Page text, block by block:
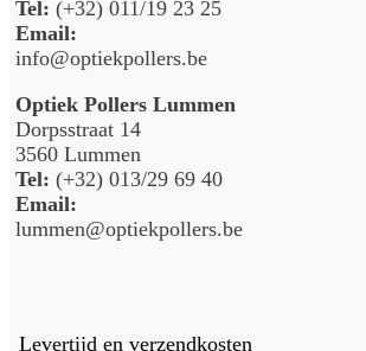
Tel: (+32) 011/19 23 25
Email:
info@optiekpollers.be
Optiek Pollers Lummen
Dorpsstraat 14
3560 Lummen
Tel: (+32) 013/29 69 40
Email:
lummen@optiekpollers.be
Levertijd en verzendkosten